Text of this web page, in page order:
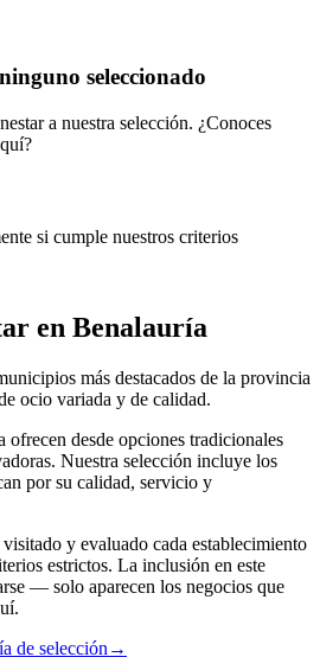
seleccionado
a nuestra selección. ¿Conoces
si cumple nuestros criterios
en Benalauría
más destacados de la provincia
ocio variada y de calidad.
ofrecen desde opciones tradicionales
Nuestra selección incluye los
por su calidad, servicio y
y evaluado cada establecimiento
estrictos. La inclusión en este
— solo aparecen los negocios que
de selección →